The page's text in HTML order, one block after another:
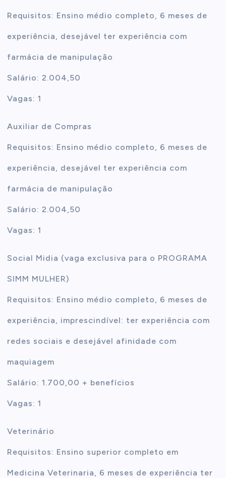
Requisitos: Ensino médio completo, 6 meses de
experiência, desejável ter experiência com
farmácia de manipulação
Salário: 2.004,50
Vagas: 1
Auxiliar de Compras
Requisitos: Ensino médio completo, 6 meses de
experiência, desejável ter experiência com
farmácia de manipulação
Salário: 2.004,50
Vagas: 1
Social Midia (vaga exclusiva para o PROGRAMA
SIMM MULHER)
Requisitos: Ensino médio completo, 6 meses de
experiência, imprescindível: ter experiência com
redes sociais e desejável afinidade com
maquiagem
Salário: 1.700,00 + benefícios
Vagas: 1
Veterinário
Requisitos: Ensino superior completo em
Medicina Veterinaria, 6 meses de experiência ter